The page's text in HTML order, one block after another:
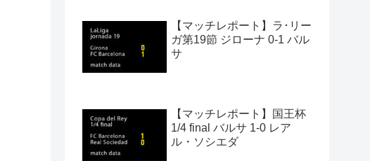
【マッチレポート】ラ･リー
ガ第19節 ジローナ 0-1 バル
サ
【マッチレポート】国王杯
1/4 final バルサ 1-0 レア
ル・ソシエダ